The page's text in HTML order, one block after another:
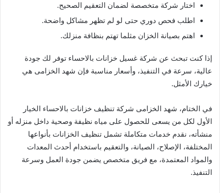
اختار شركة متخصصة لضمان التعقيم الصحيح.
اطلب فحص دوري حتى لو لم تظهر مشاكل واضحة.
اهتم بصيانة الخزان مثلما تهتم بنظافة منزلك.
إذا كنت تبحث عن شركة غسيل خزانات بالاحساء توفر لك جودة
عالية، سرعة في التنفيذ، وأسعار مناسبة فإن شهد الخزامى هي
خيارك الأمثل.
في الختام، شهد الخزامى شركة تنظيف خزانات بالاحساء الخيار
الأول لكل من يسعى للحصول على مياه نظيفة وصحية داخل منزله أو
منشأته، نقدم خدمات متكاملة تشمل تنظيف الخزانات بأنواعها
المختلفة، الإصلاح، الصيانة، والتعقيم باستخدام أحدث المعدات
والمواد المعتمدة، مع فريق متخصص يضمن جودة العمل وسرعة
التنفيذ.